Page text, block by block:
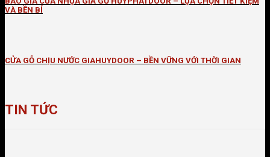
VÀ BỀN BỈ
CỬA GỖ CHỊU NƯỚC GIAHUYDOOR – BỀN VỮNG VỚI THỜI GIAN
TIN TỨC